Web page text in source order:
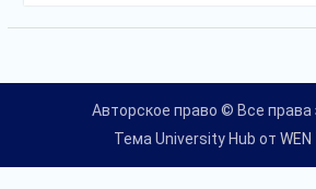
Авторское право © Все
Тема University Hub от